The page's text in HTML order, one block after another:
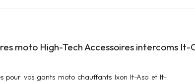
moto High-Tech Accessoires intercoms It-
pour vos gants moto chauffants Ixon It-Aso et It-